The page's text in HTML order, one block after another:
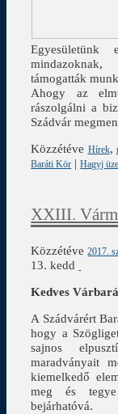
Egyesületünk
támogatták
Ahogy az
rászolgálni a
Szádvár
Közzétéve Hírek,
Baráti Kör |Hagyj
XXIII.
Közzétéve2017.
13. kedd
Kedves
A Szádvárért
hogy a
sajnos
maradványait
kiemelkedő
meg és tegye
bejárhatóvá.